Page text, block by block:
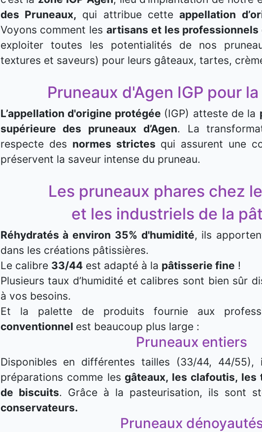
des Pruneaux, qui attribue cetteappellation
Voyons comment les artisans et les professionnels
exploiter toutes les potentialités de nos
textures et saveurs) pour leurs gâteaux, tartes,
Pruneaux d'Agen IGP pour
L’appellation d'origine protégée (IGP) atteste de la
supérieure des pruneaux d’Agen. La
respecte des normes strictes qui assurent une
préservent la saveur intense du pruneau.
Les pruneaux phares chez
et les industriels de la
Réhydratés à environ 35% d'humidité, ils
dans les créations pâtissières.
Le calibre 33/44est adapté à la pâtisserie fine !
Plusieurs taux d’humidité et calibres sont bien sûr
à vos besoins.
Et la palette de produits fournie aux
conventionnel est beaucoup plus large :
Pruneaux entiers
Disponibles en différentes tailles (33/44, 44/55),
préparations comme les gâteaux, les clafoutis,
de biscuits. Grâce à la pasteurisation, ils sont
conservateurs.
Pruneaux